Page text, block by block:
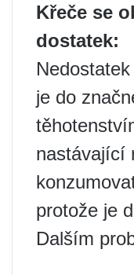
Křeče se
dostatek:
je do
nastávající
protože je
Dalším